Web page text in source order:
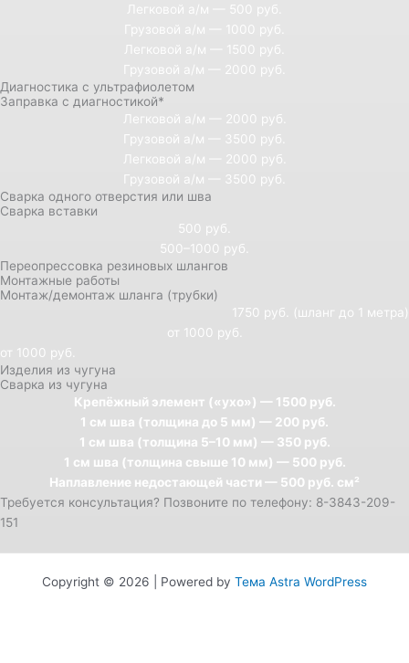
Легковой а/м — 500 руб.
Грузовой а/м — 1000 руб.
Легковой а/м — 1500 руб.
Грузовой а/м — 2000 руб.
Диагностика с ультрафиолетом
Заправка с диагностикой*
Легковой а/м — 2000 руб.
Грузовой а/м — 3500 руб.
Легковой а/м — 2000 руб.
Грузовой а/м — 3500 руб.
Сварка одного отверстия или шва
Сварка вставки
500 руб.
500–1000 руб.
Переопрессовка резиновых шлангов
Монтажные работы
Монтаж/демонтаж шланга (трубки)
1750 руб. (шланг до 1 метра)
от 1000 руб.
от 1000 руб.
Изделия из чугуна
Сварка из чугуна
Крепёжный элемент («ухо») — 1500 руб.
1 см шва (толщина до 5 мм) — 200 руб.
1 см шва (толщина 5–10 мм) — 350 руб.
1 см шва (толщина свыше 10 мм) — 500 руб.
Наплавление недостающей части — 500 руб. см²
Требуется консультация? Позвоните по телефону: 8-3843-209-
151
Copyright © 2026 | Powered by Тема Astra WordPress